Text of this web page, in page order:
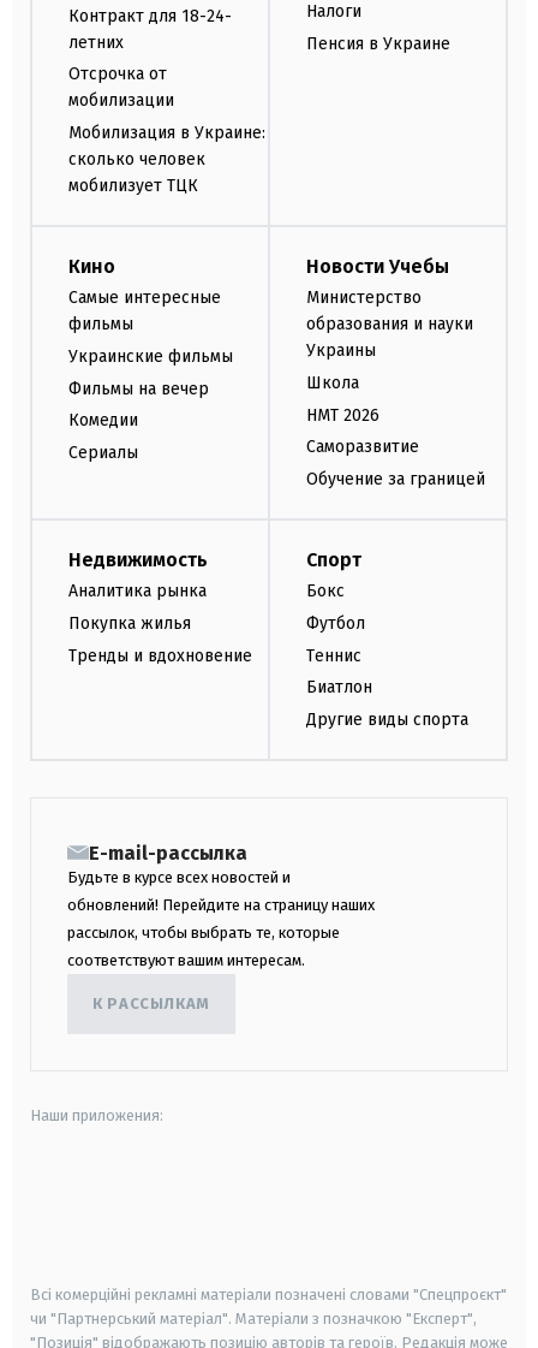
Контракт для 18-24-
летних
Отсрочка от
мобилизации
Мобилизация в Украине:
сколько человек
мобилизует ТЦК
Налоги
Пенсия в Украине
Кино
Самые интересные
фильмы
Украинские фильмы
Фильмы на вечер
Комедии
Сериалы
Новости Учебы
Министерство
образования и науки
Украины
Школа
НМТ 2026
Саморазвитие
Обучение за границей
Недвижимость
Аналитика рынка
Покупка жилья
Тренды и вдохновение
Спорт
Бокс
Футбол
Теннис
Биатлон
Другие виды спорта
E-mail-рассылка
Будьте в курсе всех новостей и
обновлений! Перейдите на страницу наших
рассылок, чтобы выбрать те, которые
соответствуют вашим интересам.
К РАССЫЛКАМ
Наши приложения:
Всі комерційні рекламні матеріали позначені словами "Спецпроєкт"
чи "Партнерський матеріал". Матеріали з позначкою "Експерт",
"Позиція" відображають позицію авторів та героїв. Редакція може